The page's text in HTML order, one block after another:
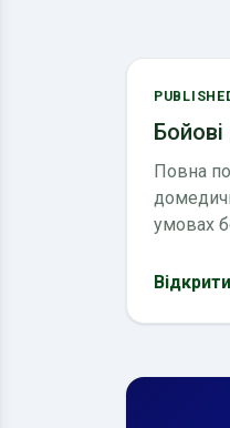
Бойові
Повна
умовах